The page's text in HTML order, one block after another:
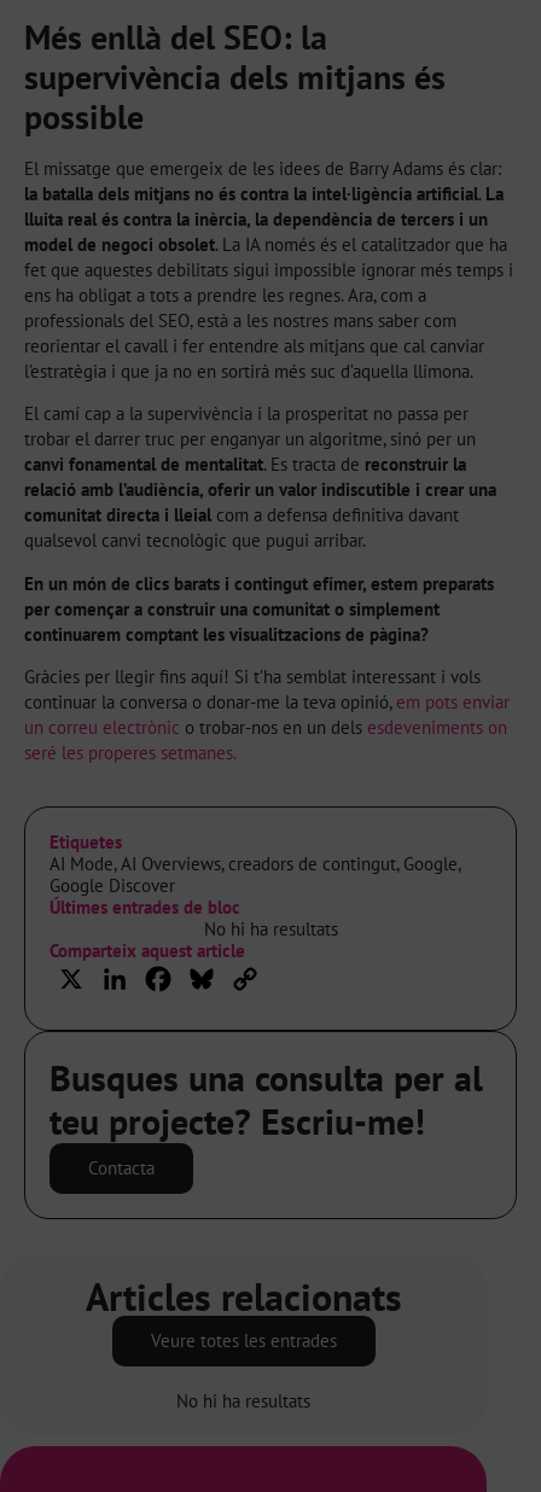
Més enllà del SEO: la
supervivència dels mitjans és
possible
El missatge que emergeix de les idees de Barry Adams és clar:
la batalla dels mitjans no és contra la intel·ligència artificial. La
lluita real és contra la inèrcia, la dependència de tercers i un
model de negoci obsolet. La IA només és el catalitzador que ha
fet que aquestes debilitats sigui impossible ignorar més temps i
ens ha obligat a tots a prendre les regnes. Ara, com a
professionals del SEO, està a les nostres mans saber com
reorientar el cavall i fer entendre als mitjans que cal canviar
l’estratègia i que ja no en sortirà més suc d’aquella llimona.
El camí cap a la supervivència i la prosperitat no passa per
trobar el darrer truc per enganyar un algoritme, sinó per un
canvi fonamental de mentalitat. Es tracta de reconstruir la
relació amb l’audiència, oferir un valor indiscutible i crear una
comunitat directa i lleial com a defensa definitiva davant
qualsevol canvi tecnològic que pugui arribar.
En un món de clics barats i contingut efímer, estem preparats
per començar a construir una comunitat o simplement
continuarem comptant les visualitzacions de pàgina?
Gràcies per llegir fins aquí! Si t’ha semblat interessant i vols
continuar la conversa o donar-me la teva opinió, em pots enviar
un correu electrònic o trobar-nos en un dels esdeveniments on
seré les properes setmanes.
Etiquetes
AI Mode,AI Overviews, creadors de contingut, Google,
Google Discover
Últimes entrades de bloc
No hi ha resultats
Comparteix aquest article
LinkedInFacebook
Bluesky
Busques una consulta per al
teu projecte? Escriu-me!
Contacta
Articles relacionats
Veure totes les entrades
No hi ha resultats